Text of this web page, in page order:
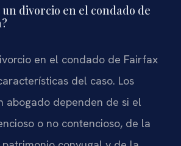
divorcio en el condado de
en el condado de Fairfax
del caso. Los
abogado dependen de si el
o no contencioso, de la